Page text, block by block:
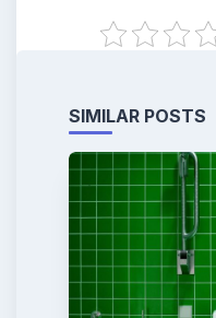
SIMILAR POSTS